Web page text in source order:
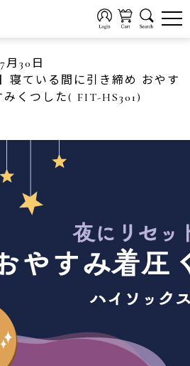
月30日
寝ている間に引き締め おやす
くつした( FIT-HS301)